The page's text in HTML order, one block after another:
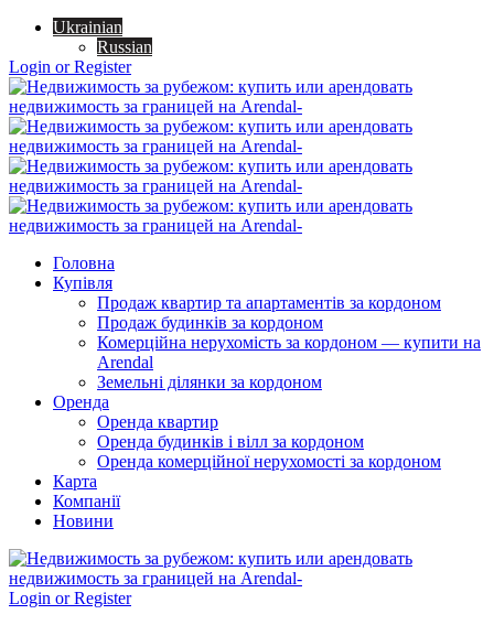
Ukrainian
Russian
Login or Register
Головна
Купівля
Продаж квартир та апартаментів за кордоном
Продаж будинків за кордоном
Комерційна нерухомість за кордоном — купити на
Arendal
Земельні ділянки за кордоном
Оренда
Оренда квартир
Оренда будинків і вілл за кордоном
Оренда комерційної нерухомості за кордоном
Карта
Компанії
Новини
Login or Register